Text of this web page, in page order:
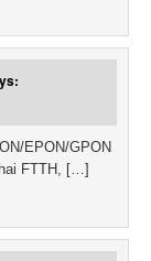
EPON/GPON
FTTH, […]